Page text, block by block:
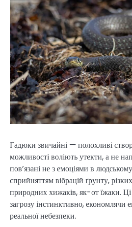
Гадюки звичайні — полохливі
можливості воліють утекти, а не
пов’язані не з емоціями в
сприйняттям вібрацій ґрунту,
природних хижаків, як-от їжаки. Ці
загрозу інстинктивно, економлячи
реальної небезпеки.